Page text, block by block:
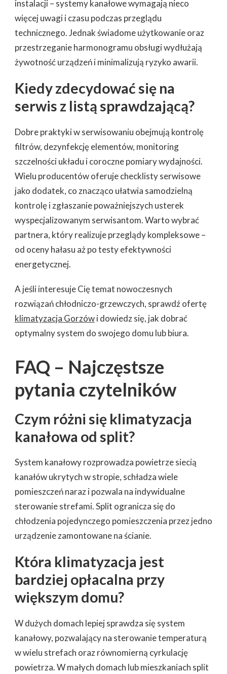
instalacji – systemy kanałowe wymagają nieco
więcej uwagi i czasu podczas przeglądu
technicznego. Jednak świadome użytkowanie oraz
przestrzeganie harmonogramu obsługi wydłużają
żywotność urządzeń i minimalizują ryzyko awarii.
Kiedy zdecydować się na
serwis z listą sprawdzającą?
Dobre praktyki w serwisowaniu obejmują kontrolę
filtrów, dezynfekcję elementów, monitoring
szczelności układu i coroczne pomiary wydajności.
Wielu producentów oferuje checklisty serwisowe
jako dodatek, co znacząco ułatwia samodzielną
kontrolę i zgłaszanie poważniejszych usterek
wyspecjalizowanym serwisantom. Warto wybrać
partnera, który realizuje przeglądy kompleksowe –
od oceny hałasu aż po testy efektywności
energetycznej.
A jeśli interesuje Cię temat nowoczesnych
rozwiązań chłodniczo-grzewczych, sprawdź ofertę
klimatyzacja Gorzówi dowiedz się, jak dobrać
optymalny system do swojego domu lub biura.
FAQ – Najczęstsze
pytania czytelników
Czym różni się klimatyzacja
kanałowa od split?
System kanałowy rozprowadza powietrze siecią
kanałów ukrytych w stropie, schładza wiele
pomieszczeń naraz i pozwala na indywidualne
sterowanie strefami. Split ogranicza się do
chłodzenia pojedynczego pomieszczenia przez jedno
urządzenie zamontowane na ścianie.
Która klimatyzacja jest
bardziej opłacalna przy
większym domu?
W dużych domach lepiej sprawdza się system
kanałowy, pozwalający na sterowanie temperaturą
w wielu strefach oraz równomierną cyrkulację
powietrza. W małych domach lub mieszkaniach split